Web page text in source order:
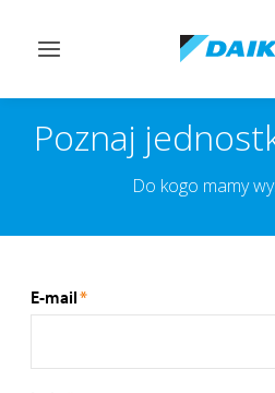
Przełącz
Poznaj
Do kogo mamy